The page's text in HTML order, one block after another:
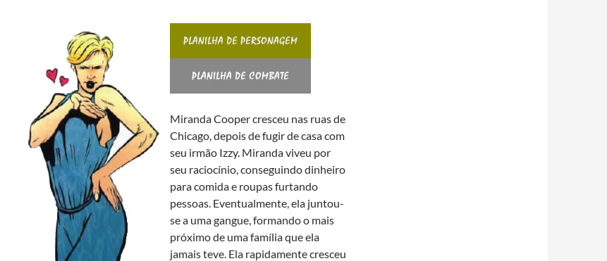
Miranda Cooper cresceu nas ruas de
Chicago, depois de fugir de casa com
seu irmão Izzy. Miranda viveu por
seu raciocínio, conseguindo dinheiro
para comida e roupas furtando
pessoas. Eventualmente, ela juntou-
se a uma gangue, formando o mais
próximo de uma família que ela
jamais teve. Ela rapidamente cresceu